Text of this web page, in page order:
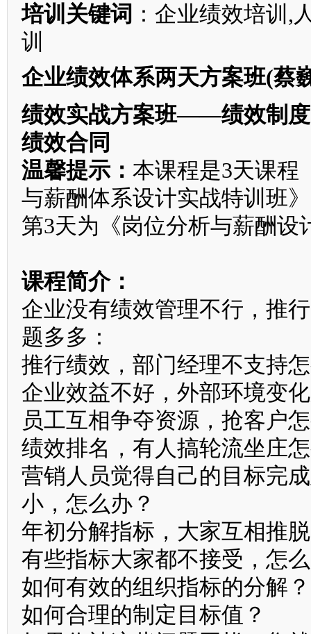
培训关键词 ：企业绩效培训,
训
企业绩效体系两天方案班(蔡
绩效实战方案班——绩效制
绩效合同
温馨提示： 本课程是3天课程
与薪酬体系设计实战特训班
第3天为《岗位分析与薪酬设
课程简介：
企业没有绩效管理不行，推
题多多：
推行绩效，部门经理不支持
企业效益不好，外部环境变
员工互相争夺资源，抢客户
绩效排名，有人搞轮流坐庄
营销人员觉得自己的目标完
小，怎么办？
年初分解指标，大家互相推
有些指标大家都不接受，怎
如何有效的组织指标的分解？
如何合理的制定目标值？